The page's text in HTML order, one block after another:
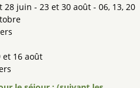
28 juin - 23 et 30 août - 06, 13, 20
et 16 août